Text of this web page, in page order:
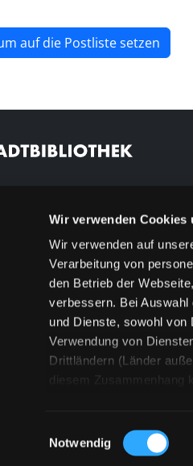
Wir verwenden Cookies
Wir verwenden auf
Verarbeitung von
den Betrieb der
verbessern. Bei Auswahl
und Dienste, sowohl von
Verwendung von
Drittländern (Länder
diesem
„Details zeigen“ finden
Technologien.
Einwilligungsauswahl
Notwendig
auf die Postliste setzen
Feedback
Kontakt
Über uns
Jobs
Medienwunsch
FAQs